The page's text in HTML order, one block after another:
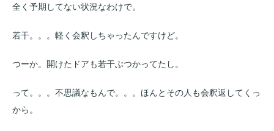
全く予期してない状況なわけで。
若干。。。軽く会釈しちゃったんですけど。
つーか。開けたドアも若干ぶつかってたし。
って。。。不思議なもんで。。。ほんとその人も会釈返してくっ
から。